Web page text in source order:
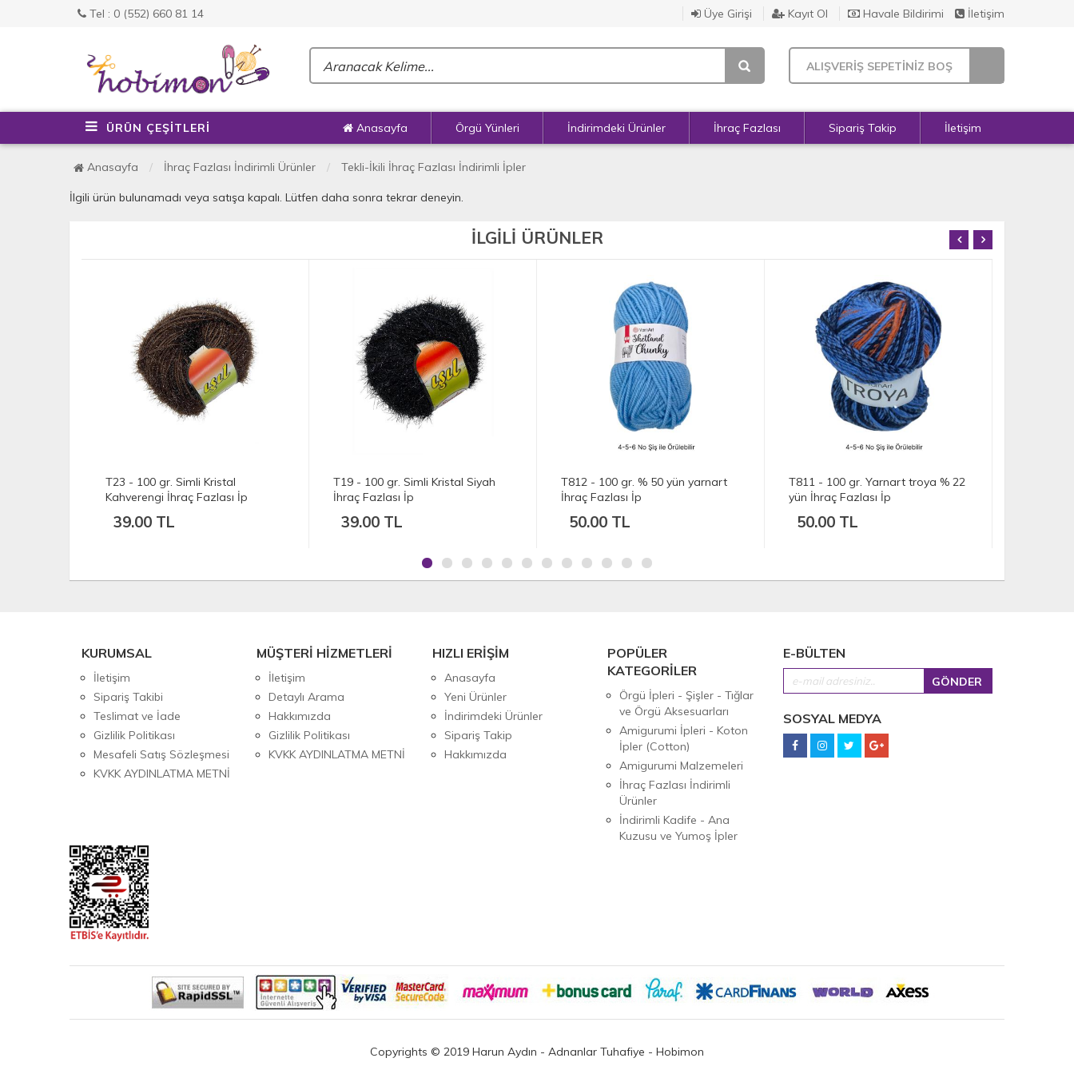
Tel : 0 (552) 660 81 14 Üye Girişi Kayıt Ol Havale Bildirimi İletişim
ALIŞVERİŞ SEPETİNİZ BOŞ
ÜRÜN ÇEŞİTLERİ Anasayfa Örgü Yünleri İndirimdeki Ürünler İhraç Fazlası Sipariş Takip İletişim
Anasayfa İhraç Fazlası İndirimli Ürünler Tekli-İkili İhraç Fazlası İndirimli İpler
İlgili ürün bulunamadı veya satışa kapalı. Lütfen daha sonra tekrar deneyin.
İLGİLİ ÜRÜNLER
T19 - 100 gr. Simli Kristal Siyah
İhraç Fazlası İp
39.00 TL
T812 - 100 gr. % 50 yün yarnart
İhraç Fazlası İp
50.00 TL
T811 - 100 gr. Yarnart troya % 22
yün İhraç Fazlası İp
50.00 TL
T809 - 100 gr. Nako vogue İhraç
Fazlası İp
40.00 TL
KURUMSAL
İletişim
Sipariş Takibi
Teslimat ve İade
Gizlilik Politikası
Mesafeli Satış Sözleşmesi
KVKK AYDINLATMA METNİ
MÜŞTERİ HİZMETLERİ
İletişim
Detaylı Arama
Hakkımızda
Gizlilik Politikası
KVKK AYDINLATMA METNİ
HIZLI ERİŞİM
Anasayfa
Yeni Ürünler
İndirimdeki Ürünler
Sipariş Takip
Hakkımızda
POPÜLER
KATEGORİLER
Örgü İpleri - Şişler - Tığlar
ve Örgü Aksesuarları
Amigurumi İpleri - Koton
İpler (Cotton)
Amigurumi Malzemeleri
İhraç Fazlası İndirimli
Ürünler
İndirimli Kadife - Ana
Kuzusu ve Yumoş İpler
E-BÜLTEN
SOSYAL MEDYA
Copyrights © 2019 Harun Aydın - Adnanlar Tuhafiye - Hobimon